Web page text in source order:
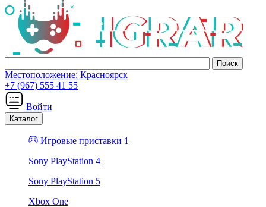
Местоположение: Красноярск
+7 (967) 555 41 55
Войти
Каталог
Игровые приставки 1
Sony PlayStation 4
Sony PlayStation 5
Xbox One